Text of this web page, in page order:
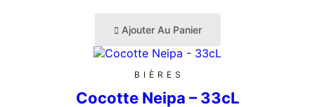
Ajouter Au Panier
BIÈRES
Cocotte Neipa – 33cL